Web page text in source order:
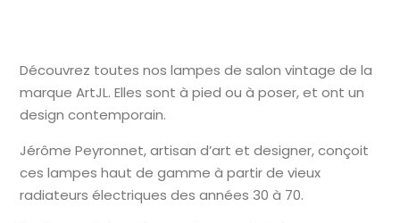
Découvrez toutes nos lampes de salon vintage de la
marque ArtJL. Elles sont à pied ou à poser, et ont un
design contemporain.
Jérôme Peyronnet, artisan d’art et designer, conçoit
ces lampes haut de gamme à partir de vieux
radiateurs électriques des années 30 à 70.